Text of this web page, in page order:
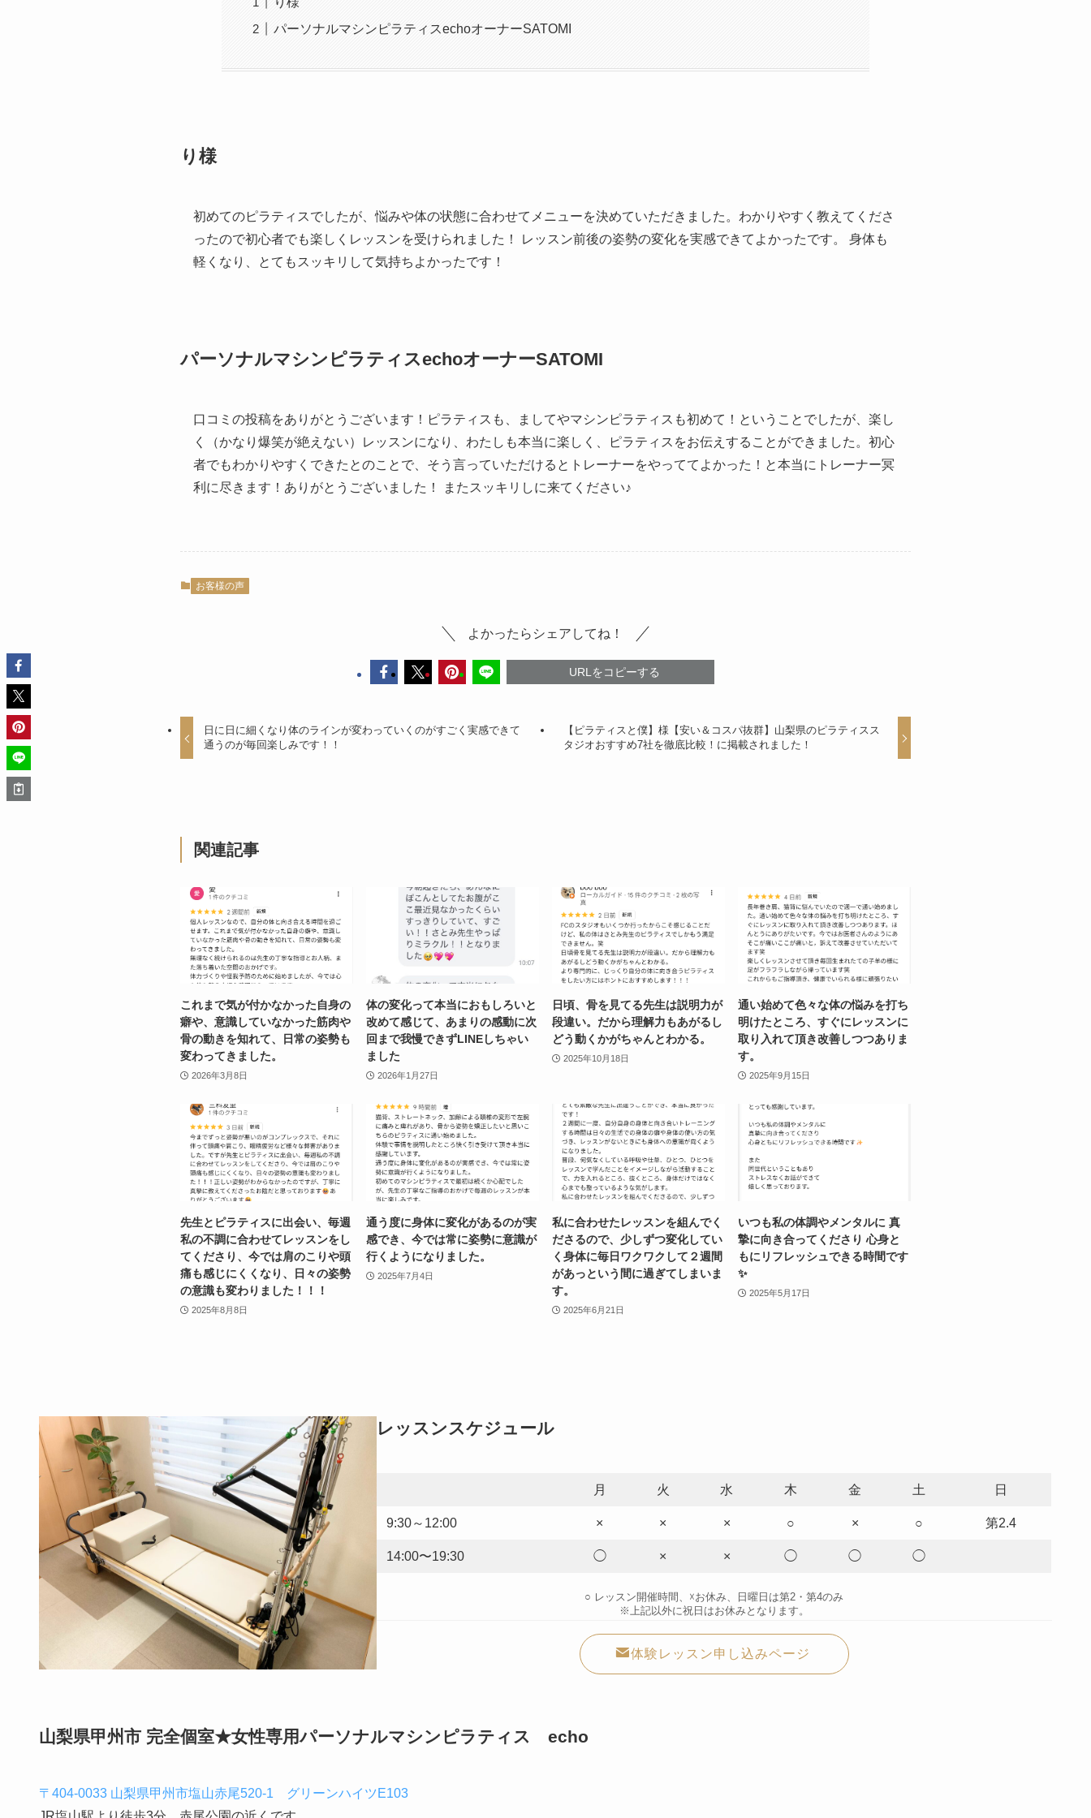
パーソナルマシンピラティスechoオーナーSATOMI
り様
初めてのピラティスでしたが、悩みや体の状態に合わせてメニューを決めていただきました。わかりやすく教えてくださ
ったので初心者でも楽しくレッスンを受けられました！ レッスン前後の姿勢の変化を実感できてよかったです。 身体も
軽くなり、とてもスッキリして気持ちよかったです！
パーソナルマシンピラティスechoオーナーSATOMI
口コミの投稿をありがとうございます！ピラティスも、ましてやマシンピラティスも初めて！ということでしたが、楽し
く（かなり爆笑が絶えない）レッスンになり、わたしも本当に楽しく、ピラティスをお伝えすることができました。初心
者でもわかりやすくできたとのことで、そう言っていただけるとトレーナーをやっててよかった！と本当にトレーナー冥
利に尽きます！ありがとうございました！ またスッキリしに来てください♪
お客様の声
よかったらシェアしてね！
URLをコピーする
日に日に細くなり体のラインが変わっていくのがすごく実感できて
通うのが毎回楽しみです！！
【ピラティスと僕】様【安い＆コスパ抜群】山梨県のピラティスス
タジオおすすめ7社を徹底比較！に掲載されました！
関連記事
これまで気が付かなかった自身の
癖や、意識していなかった筋肉や
骨の動きを知れて、日常の姿勢も
変わってきました。
2026年3月8日
体の変化って本当におもしろいと
改めて感じて、あまりの感動に次
回まで我慢できずLINEしちゃい
ました
2026年1月27日
日頃、骨を見てる先生は説明力が
段違い。だから理解力もあがるし
どう動くかがちゃんとわかる。
2025年10月18日
通い始めて色々な体の悩みを打ち
明けたところ、すぐにレッスンに
取り入れて頂き改善しつつありま
す。
2025年9月15日
先生とピラティスに出会い、毎週
私の不調に合わせてレッスンをし
てくださり、今では肩のこりや頭
痛も感じにくくなり、日々の姿勢
の意識も変わりました！！！
2025年8月8日
通う度に身体に変化があるのが実
感でき、今では常に姿勢に意識が
行くようになりました。
2025年7月4日
私に合わせたレッスンを組んでく
ださるので、少しずつ変化してい
く身体に毎日ワクワクして２週間
があっという間に過ぎてしまいま
す。
2025年6月21日
いつも私の体調やメンタルに 真
摯に向き合ってくださり 心身と
もにリフレッシュできる時間です
✨
2025年5月17日
レッスンスケジュール
月 火 水 木 金 土 日
9:30～12:00 × × × ○ × ○ 第2.4
14:00〜19:30 ◯ × × ◯ ◯ ◯
○ レッスン開催時間、☓お休み、日曜日は第2・第4のみ
※上記以外に祝日はお休みとなります。
体験レッスン申し込みページ
山梨県甲州市 完全個室★女性専用パーソナルマシンピラティス echo
〒404‐0033 山梨県甲州市塩山赤尾520‐1 グリーンハイツE103